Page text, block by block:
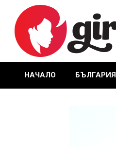
content
GIRL.BG
Primary
НАЧАЛО БЪЛГАРИЯ